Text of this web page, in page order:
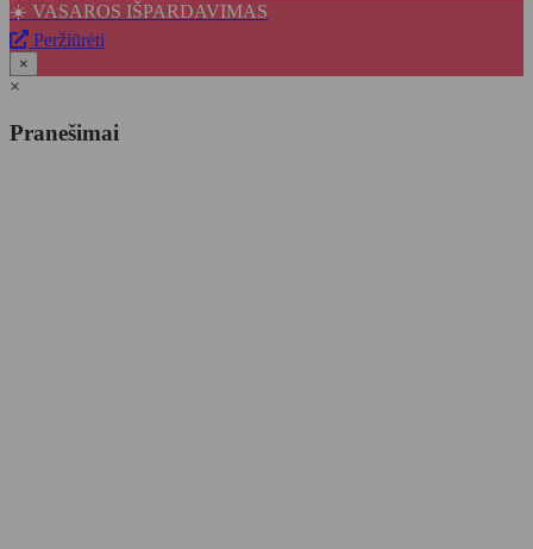
☀️ VASAROS IŠPARDAVIMAS
Peržiūrėti
×
×
Pranešimai